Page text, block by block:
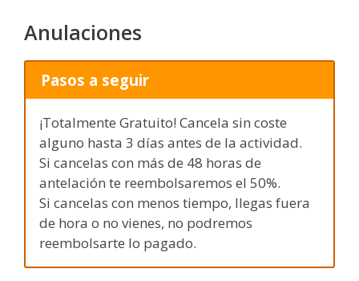
Anulaciones
Pasos a seguir
¡Totalmente Gratuito! Cancela sin coste
alguno hasta 3 días antes de la actividad.
Si cancelas con más de 48 horas de
antelación te reembolsaremos el 50%.
Si cancelas con menos tiempo, llegas fuera
de hora o no vienes, no podremos
reembolsarte lo pagado.